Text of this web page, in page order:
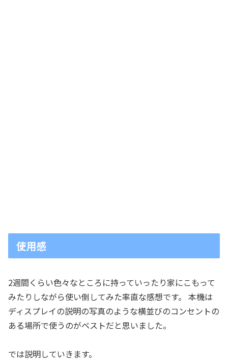
使用感
2週間くらい色々なところに持っていったり家にこもって
みたりしながら使い倒してみた率直な感想です。 本機は
ディスプレイの説明の写真のような横並びのコンセントの
ある場所で使うのがベストだと思いました。
では説明していきます。